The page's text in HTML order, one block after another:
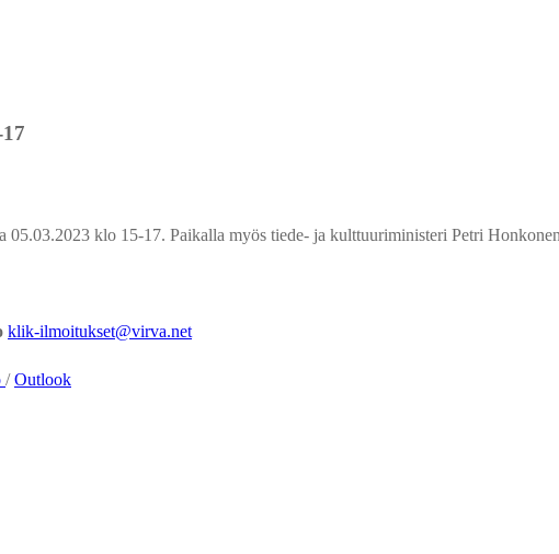
05.03.2023 klo 15-17. Paikalla myös tiede- ja kulttuuriministeri Petri
klik-ilmoitukset@virva.net
/Outlook